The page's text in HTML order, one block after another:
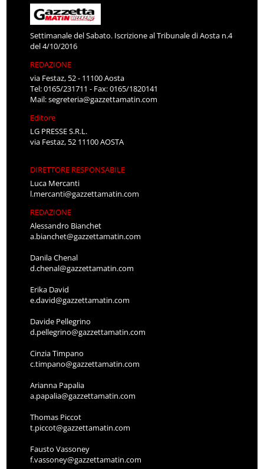
Settimanale del Sabato. Iscrizione al Tribunale di Aosta n.4
del 4/10/2016
REDAZIONE
via Festaz, 52 - 11100 Aosta
Tel: 0165/231711 - Fax: 0165/1820141
Mail:segreteria@gazzettamatin.com
Editore
LG PRESSE S.R.L.
via Festaz, 52 11100 AOSTA
DIRETTORE RESPONSABILE
Luca Mercanti
l.mercanti@gazzettamatin.com
REDAZIONE
Alessandro Bianchet
a.bianchet@gazzettamatin.com
Danila Chenal
d.chenal@gazzettamatin.com
Erika David
e.david@gazzettamatin.com
Davide Pellegrino
d.pellegrino@gazzettamatin.com
Cinzia Timpano
c.timpano@gazzettamatin.com
Arianna Papalia
a.papalia@gazzettamatin.com
Thomas Piccot
t.piccot@gazzettamatin.com
Fausto Vassoney
f.vassoney@gazzettamatin.com